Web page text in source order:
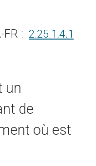
FR : 2.25.1.4.1
un
de
où est